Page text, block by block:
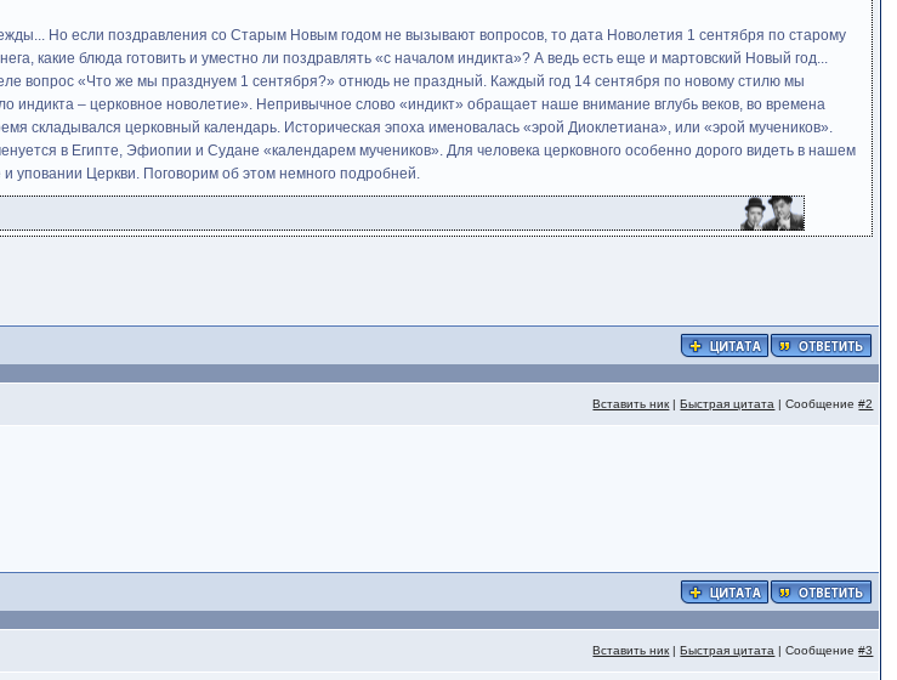
Но если поздравления со Старым Новым годом не вызывают вопросов, то дата Новолетия 1 сентября по старому
какие блюда готовить и уместно ли поздравлять «с началом индикта»? А ведь есть еще и мартовский Новый год...
вопрос «Что же мы празднуем 1 сентября?» отнюдь не праздный. Каждый год 14 сентября по новому стилю мы
индикта – церковное новолетие». Непривычное слово «индикт» обращает наше внимание вглубь веков, во времена
складывался церковный календарь. Историческая эпоха именовалась «эрой Диоклетиана», или «эрой мучеников».
в Египте, Эфиопии и Судане «календарем мучеников». Для человека церковного особенно дорого видеть в нашем
уповании Церкви. Поговорим об этом немного подробней.
Вставить ник |Быстрая цитата | Сообщение#2
Вставить ник |Быстрая цитата | Сообщение#3